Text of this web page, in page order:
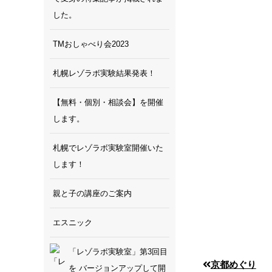
京都めぐり
した。
TMおしゃべり会2023
札幌レゾラボ実験結果発表！
【無料・個別・相談会】を開催
します。
札幌でレゾラボ実験室開催いた
します！
親と子の講座のご案内
エスニック
「レゾラボ実験室」第3回目
を バージョンアップして開